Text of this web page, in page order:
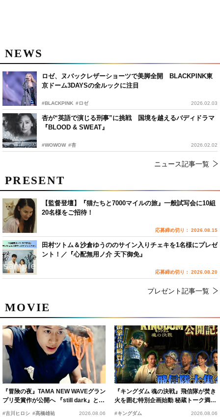
NEWS
ロゼ、ヌバックレザーショーツで美脚全開 BLACKPINK東
京ドーム3DAYSの全ルックに注目
#BLACKPINK #ロゼ 2026.02.03
杏が“英語で演じる刑事”に挑戦 国境を越えるバディドラマ
『BLOOD & SWEAT』
#WOWOW #杏 2026.02.02
ニュース記事一覧
MOVIE
『冒険の夜』TAMA NEW WAVEグラン
プリ受賞作が公開へ 『still dark』と同
時上映決定
#古川ヒロシ #髙橋雄祐 2026.08.06
『キングダム 魂の決戦』飛信隊が焚き
火を囲む特別企画始動 秘蔵トーク満載
の“キングダムキャンプ”開催
#キングダム 2026.08.06
PRESENT
【監督登壇】『猫たちと7000マイルの旅』一般試写会に10組
20名様をご招待！
応募締め切り： 2026.08.15
田村ツトム＆沙倉ゆうののサイン入りチェキを1名様にプレゼ
ント！／『心配無用ノ介 天下御免』
応募締め切り： 2026.08.20
プレゼント記事一覧